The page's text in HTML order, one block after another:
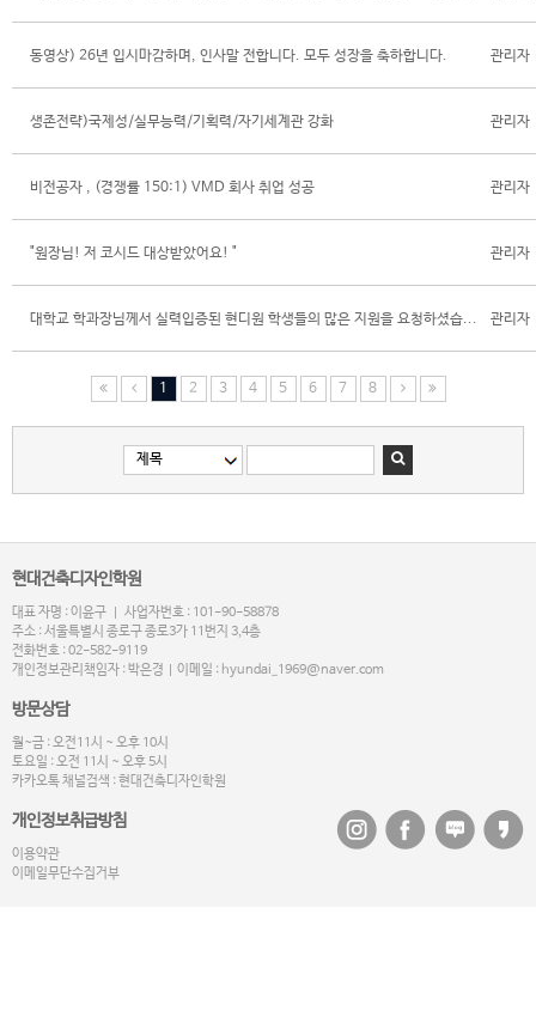
동영상) 26년 입시마감하며, 인사말 전합니다. 모두 성장을 축하합니다. 관리자
생존전략)국제성/실무능력/기획력/자기세계관 강화 관리자
비전공자 , (경쟁률 150:1) VMD 회사 취업 성공 관리자
"원장님! 저 코시드 대상받았어요! " 관리자
대학교 학과장님께서 실력입증된 현디원 학생들의 많은 지원을 요청하셨습... 관리자
1 2 3 4 5 6 7 8
현대건축디자인학원
대표 자명 : 이윤구 | 사업자번호 : 101-90-58878
주소 : 서울특별시 종로구 종로3가 11번지 3,4층
전화번호 : 02-582-9119
개인정보관리책임자 : 박은경 | 이메일 : hyundai_1969@naver.com
방문상담
월~금 : 오전11시 ~ 오후 10시
토요일 : 오전 11시 ~ 오후 5시
카카오톡 채널검색 : 현대건축디자인학원
개인정보취급방침
이용약관
이메일무단수집거부